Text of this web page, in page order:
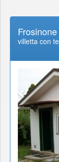
Frosinone
villetta con